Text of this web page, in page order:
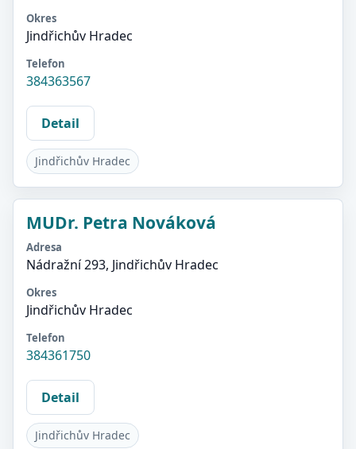
Okres
Jindřichův Hradec
Telefon
384363567
Detail
Jindřichův Hradec
MUDr. Petra Nováková
Adresa
Nádražní 293, Jindřichův Hradec
Okres
Jindřichův Hradec
Telefon
384361750
Detail
Jindřichův Hradec